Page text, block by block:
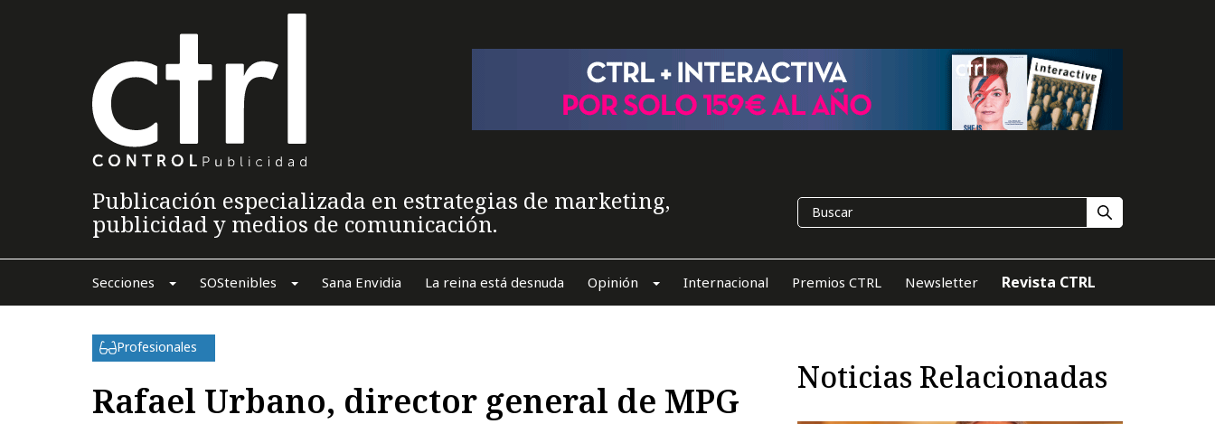
Publicación especializada en estrategias de marketing,
publicidad y medios de comunicación.
Secciones SOStenibles Sana Envidia La reina está desnuda Opinión Internacional Premios CTRL Newsletter Revista CTRL
Profesionales
Rafael Urbano, director general de MPG
Noticias Relacionadas